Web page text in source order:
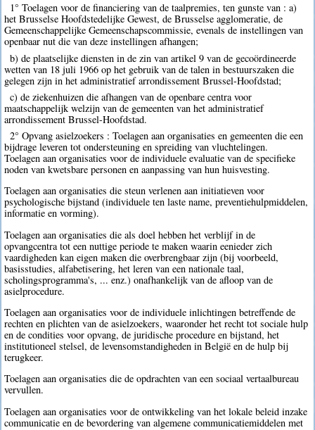
1° Toelagen voor de financiering van de taalpremies, ten gunste van : a)
het Brusselse Hoofdstedelijke Gewest, de Brusselse agglomeratie, de
Gemeenschappelijke Gemeenschapscommissie, evenals de instellingen van
openbaar nut die van deze instellingen afhangen;
b) de plaatselijke diensten in de zin van artikel 9 van de gecoördineerde
wetten van 18 juli 1966 op het gebruik van de talen in bestuurszaken die
gelegen zijn in het administratief arrondissement Brussel-Hoofdstad;
c) de ziekenhuizen die afhangen van de openbare centra voor
maatschappelijk welzijn van de gemeenten van het administratief
arrondissement Brussel-Hoofdstad.
2° Opvang asielzoekers : Toelagen aan organisaties en gemeenten die een
bijdrage leveren tot ondersteuning en spreiding van vluchtelingen.
Toelagen aan organisaties voor de individuele evaluatie van de specifieke
noden van kwetsbare personen en aanpassing van hun huisvesting.
Toelagen aan organisaties die steun verlenen aan initiatieven voor
psychologische bijstand (individuele ten laste name, preventiehulpmiddelen,
informatie en vorming).
Toelagen aan organisaties die als doel hebben het verblijf in de
opvangcentra tot een nuttige periode te maken waarin eenieder zich
vaardigheden kan eigen maken die overbrengbaar zijn (bij voorbeeld,
basisstudies, alfabetisering, het leren van een nationale taal,
scholingsprogramma's, ... enz.) onafhankelijk van de afloop van de
asielprocedure.
Toelagen aan organisaties voor de individuele inlichtingen betreffende de
rechten en plichten van de asielzoekers, waaronder het recht tot sociale hulp
en de condities voor opvang, de juridische procedure en bijstand, het
institutioneel stelsel, de levensomstandigheden in België en de hulp bij
terugkeer.
Toelagen aan organisaties die de opdrachten van een sociaal vertaalbureau
vervullen.
Toelagen aan organisaties voor de ontwikkeling van het lokale beleid inzake
communicatie en de bevordering van algemene communicatiemiddelen met